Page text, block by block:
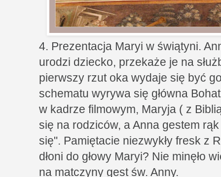
4. Prezentacja Maryi w świątyni.
urodzi dziecko, przekaże je na
pierwszy rzut oka wydaje się być
schematu wyrywa się główna
w kadrze filmowym, Maryja ( z
się na rodziców, a Anna gestem
się". Pamiętacie niezwykły fresk z
dłoni do głowy Maryi? Nie minęło
na matczyny gest św. Anny.